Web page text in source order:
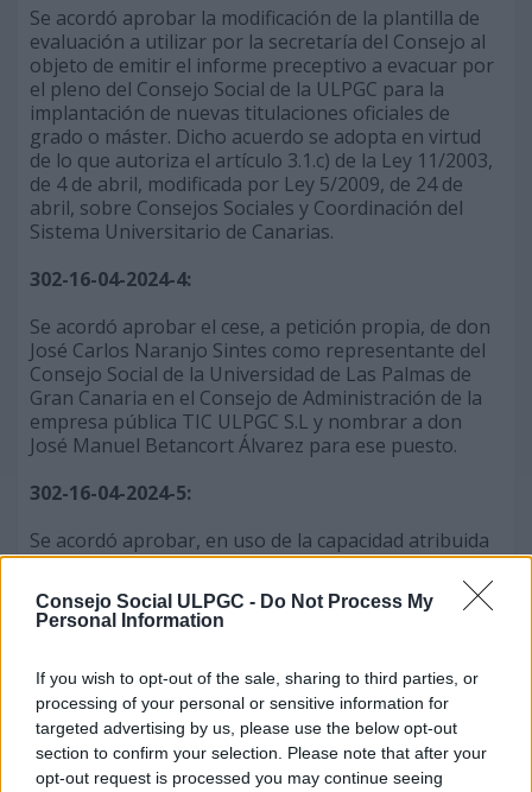
Consejo Social ULPGC - Do Not Process My
Personal Information
If you wish to opt-out of the sale, sharing to third parties, or
processing of your personal or sensitive information for
targeted advertising by us, please use the below opt-out
section to confirm your selection. Please note that after your
opt-out request is processed you may continue seeing
Se acordó aprobar la modificación de la plantilla de
evaluación a utilizar por la secretaría del Consejo al
objeto de emitir el informe preceptivo a evacuar por
el pleno del Consejo Social de la ULPGC para la
implantación de nuevas titulaciones oficiales de
grado o máster. Dicho acuerdo se adopta en virtud
de lo que autoriza el artículo 3.1.c) de la Ley 11/2003,
de 4 de abril, modificada por Ley 5/2009, de 24 de
abril, sobre Consejos Sociales y Coordinación del
Sistema Universitario de Canarias.
302-16-04-2024-4:
Se acordó aprobar el cese, a petición propia, de don
José Carlos Naranjo Sintes como representante del
Consejo Social de la Universidad de Las Palmas de
Gran Canaria en el Consejo de Administración de la
empresa pública TIC ULPGC S.L y nombrar a don
José Manuel Betancort Álvarez para ese puesto.
302-16-04-2024-5:
Se acordó aprobar, en uso de la capacidad atribuida
por el artículo 3.2.d) de la Ley sobre Consejos
Sociales y Coordinación del Sistema Universitario de
Canarias, el siguiente crédito extraordinario con
cargo al remanente genérico de tesorería de la
importe de ciento ochenta mil doscientos cincuenta
con treinta y cinco euros (180.250,35€):
APLICACIÓN: PRESUPUESTO DE GASTO